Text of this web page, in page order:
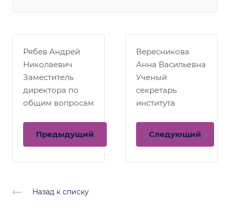
Рябев Андрей
Николаевич
Заместитель
директора по
общим вопросам
Предыдущий
Вересникова
Анна Васильевна
Ученый
секретарь
института
Следующий
Назад к списку